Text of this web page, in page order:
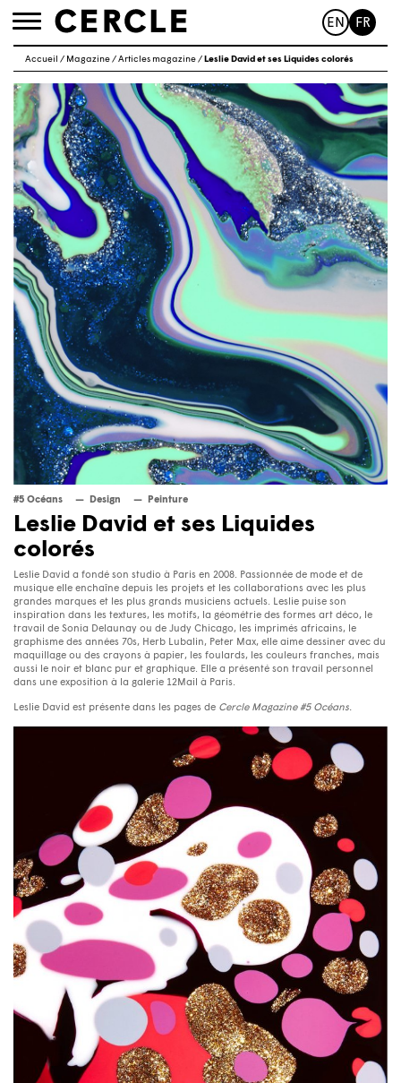
Toggle
EN FR
Accueil / Magazine/Articles magazine/ Leslie David et ses Liquides colorés
#5 Océans Design Peinture
Leslie David et ses Liquides
colorés
Leslie David a fondé son studio à Paris en 2008. Passionnée de mode et de
musique elle enchaîne depuis les projets et les collaborations avec les plus
grandes marques et les plus grands musiciens actuels. Leslie puise son
inspiration dans les textures, les motifs, la géométrie des formes art déco, le
travail de Sonia Delaunay ou de Judy Chicago, les imprimés africains, le
graphisme des années 70s, Herb Lubalin, Peter Max, elle aime dessiner avec du
maquillage ou des crayons à papier, les foulards, les couleurs franches, mais
aussi le noir et blanc pur et graphique. Elle a présenté son travail personnel
dans une exposition à la galerie 12Mail à Paris.
Leslie David est présente dans les pages de Cercle Magazine #5 Océans.